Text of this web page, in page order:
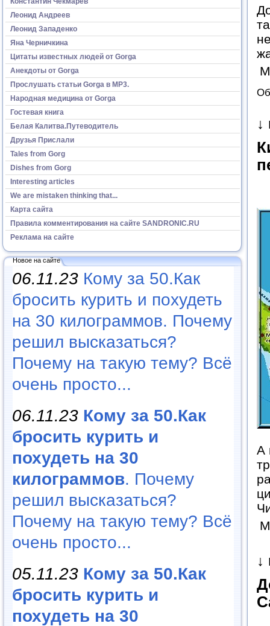
Леонид Андреев
Леонид Западенко
Яна Черничкина
Цитаты известных людей от Gorga
Анекдоты от Gorga
Прослушать статьи Gorga в МР3.
Народная медицина от Gorga
Гостевая книга
Белая Калитва.Путеводитель
Друзья Прислали
Tales from Gorg
Dishes from Gorg
Interesting articles
We are mistaken thinking that...
Карта сайта
Правила комментирования на сайте SANDRONIC.RU
Реклама на сайте
Новое на сайте
06.11.23 Кому за 50.Как
бросить курить и похудеть
на 30 килограммов. Почему
решил высказаться?
Почему на такую тему? Всё
очень просто...
06.11.23 Кому за 50.Как
бросить курить и
похудеть на 30
килограммов. Почему
решил высказаться?
Почему на такую тему? Всё
очень просто...
05.11.23 Кому за 50.Как
бросить курить и
похудеть на 30
А